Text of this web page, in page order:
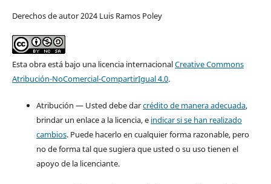
Derechos de autor 2024 Luis Ramos Poley
Esta obra está bajo una licencia internacionalCreative Commons
Atribución-NoComercial-CompartirIgual 4.0.
Atribución — Usted debe darcrédito de manera adecuada,
brindar un enlace a la licencia, e indicar si se han realizado
cambios. Puede hacerlo en cualquier forma razonable, pero
no de forma tal que sugiera que usted o su uso tienen el
apoyo de la licenciante.